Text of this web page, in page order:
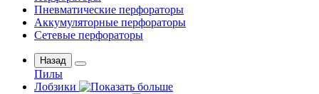
Пневматические перфораторы
Аккумуляторные перфораторы
Сетевые перфораторы
Назад
Пилы
Лобзики